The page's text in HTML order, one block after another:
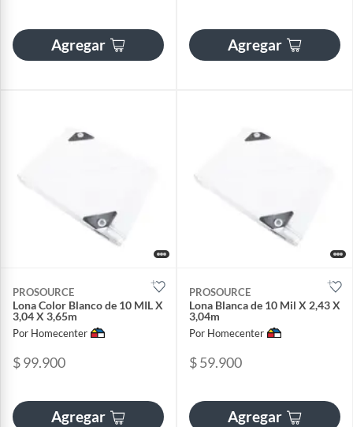
Agregar Agregar
PROSOURCE
Lona Color Blanco de 10 MIL X
3,04 X 3,65m
Por Homecenter
$ 99.900
Agregar
PROSOURCE
Lona Blanca de 10 Mil X 2,43 X
3,04m
Por Homecenter
$ 59.900
Agregar